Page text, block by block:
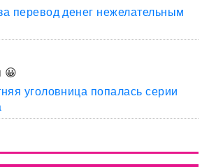
перевод денег нежелательным
😀
уголовница попалась серии